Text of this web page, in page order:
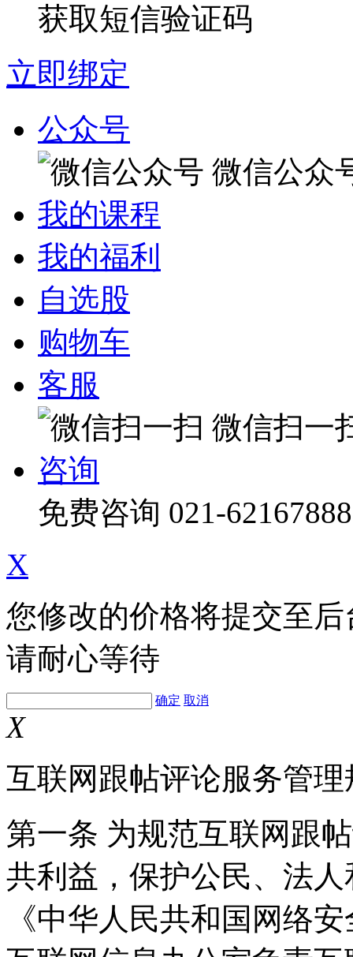
获取短信验证码
立即绑定
公众号
微信公众
我的课程
我的福利
自选股
购物车
客服
微信扫一
咨询
免费咨询 021-62167888
X
您修改的价格将提交至
请耐心等待
确定 取消
X
互联网跟帖评论服务管理
第一条 为规范互联网跟
共利益，保护公民、法
《中华人民共和国网络